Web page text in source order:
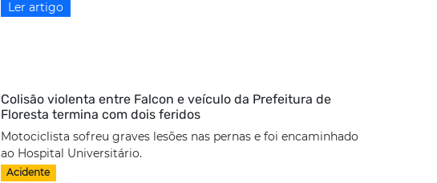
Ler artigo
Colisão violenta entre Falcon e veículo da Prefeitura de
Floresta termina com dois feridos
Motociclista sofreu graves lesões nas pernas e foi encaminhado
ao Hospital Universitário.
Acidente